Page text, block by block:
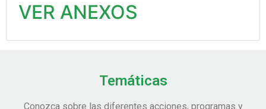
VER ANEXOS
Temáticas
Conozca sobre las diferentes acciones, programas y